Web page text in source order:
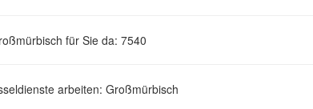
für Sie da: 7540
arbeiten: Großmürbisch